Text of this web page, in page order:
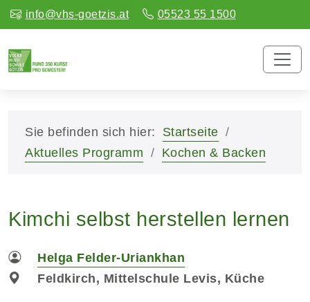
info@vhs-goetzis.at 05523 55 1500
Sie befinden sich hier:
Startseite
Aktuelles Programm
Kochen & Backen
Kimchi selbst herstellen lernen
Helga Felder-Uriankhan
Feldkirch, Mittelschule Levis, Küche